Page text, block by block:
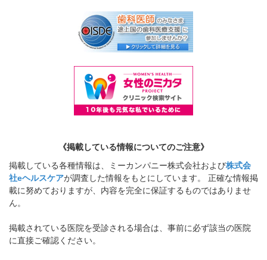
《掲載している情報についてのご注意》
掲載している各種情報は、ミーカンパニー株式会社および株式会
社eヘルスケアが調査した情報をもとにしています。 正確な情報掲
載に努めておりますが、内容を完全に保証するものではありませ
ん。
掲載されている医院を受診される場合は、事前に必ず該当の医院
に直接ご確認ください。